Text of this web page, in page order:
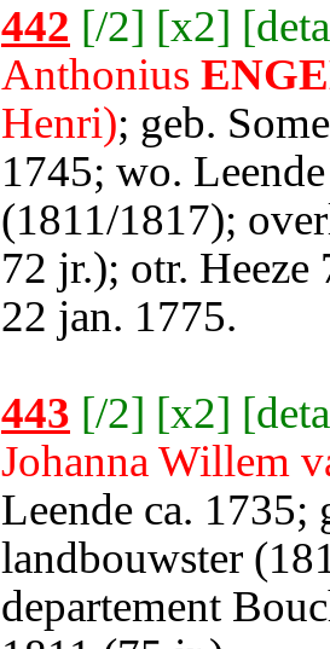
442 [/2] [x2] [
Anthonius
Henri); geb.
1745; wo.
(1811/1817);
72 jr.); otr. Heeze
22 jan. 1775.
443 [/2] [x2] [
Johanna Willem
Leende ca. 1735;
landbouwster
departement